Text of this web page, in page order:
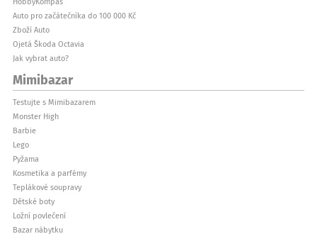
Auto pro začátečníka do 100 000 Kč
Zboží Auto
Ojetá Škoda Octavia
Jak vybrat auto?
Mimibazar
Testujte s Mimibazarem
Monster High
Barbie
Lego
Pyžama
Kosmetika a parfémy
Teplákové soupravy
Dětské boty
Ložní povlečení
Bazar nábytku